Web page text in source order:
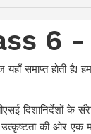
6
समाप्त होती है!
की ओर एक